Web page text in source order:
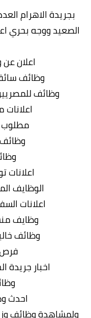
بجريدة الاهرام
الصعيد ووجه بحري
اعلان
وظائف
وظائف
مطلوب
اعلانات
الوظايف
اعلانات
وظايف
وظائف
اخبار
احدث
ولمشاهدة وظائف